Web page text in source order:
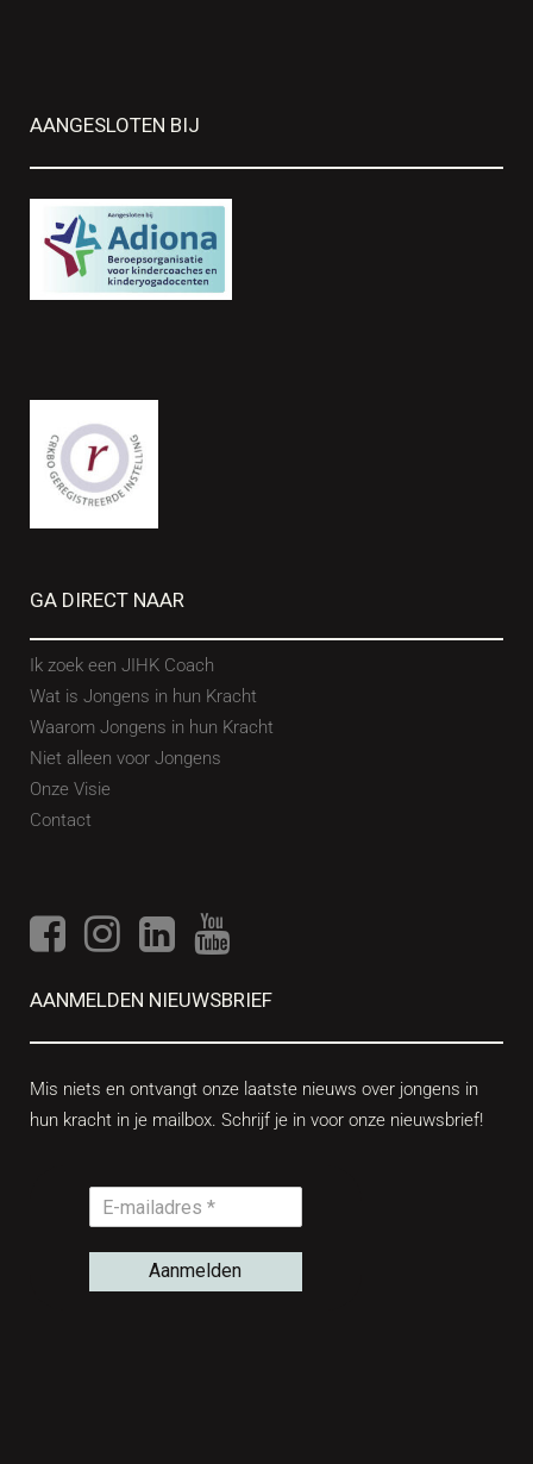
AANGESLOTEN BIJ
GA DIRECT NAAR
Ik zoek een JIHK Coach
Wat is Jongens in hun Kracht
Waarom Jongens in hun Kracht
Niet alleen voor Jongens
Onze Visie
Contact
AANMELDEN NIEUWSBRIEF
Mis niets en ontvangt onze laatste nieuws over jongens in
hun kracht in je mailbox. Schrijf je in voor onze nieuwsbrief!
Aanmelden